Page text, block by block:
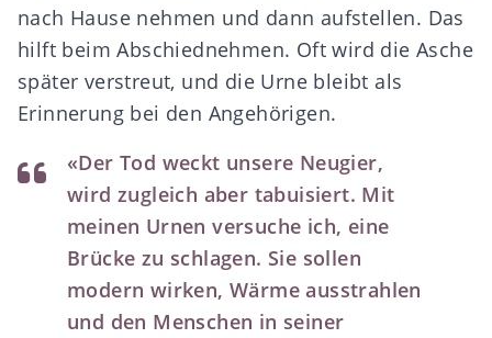
nach Hause nehmen und dann aufstellen. Das
hilft beim Abschiednehmen. Oft wird die Asche
später verstreut, und die Urne bleibt als
Erinnerung bei den Angehörigen.
«Der Tod weckt unsere Neugier,
wird zugleich aber tabuisiert. Mit
meinen Urnen versuche ich, eine
Brücke zu schlagen. Sie sollen
modern wirken, Wärme ausstrahlen
und den Menschen in seiner